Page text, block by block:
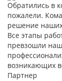
Обратились в
пожалели.
решение
Все этапы
превзошли
возникающих
Партнер